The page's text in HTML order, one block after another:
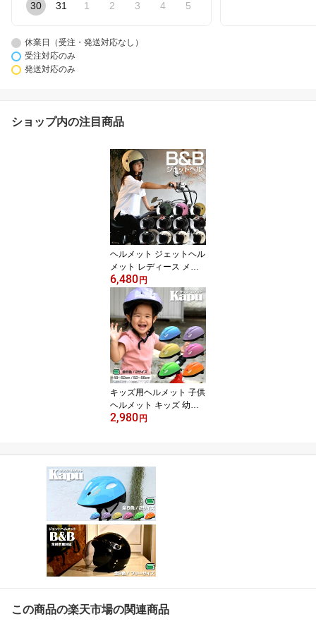
30 31 1 2 3 4 5
休業日（受注・発送対応なし）
受注対応のみ
発送対応のみ
ショップ内の注目商品
ヘルメット ジェットヘル
メット レディース メン
ズ バイク オープンフェ
イス 全12色 シールド付
全排気量 原付 シールド
全排気量対応 おしゃれ
ジェット SG SG規格
6,480円
キッズ用ヘルメット 子供
ヘルメット キッズ 幼児 2
歳 ～ 5歳 / 5歳 ～ 12歳 2
ット 【 送料無料 】
2,980円
この商品の楽天市場の関連商品